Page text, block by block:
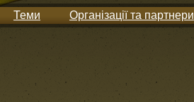
Теми Організації та партнери